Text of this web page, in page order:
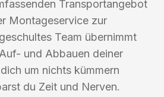
Transportangebot
Montageservice zur
Team übernimmt
und Abbauen deiner
um nichts kümmern
du Zeit und Nerven.